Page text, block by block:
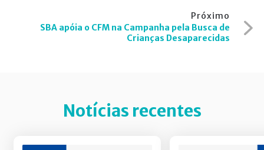
Próximo
SBA apóia o CFM na Campanha pela Busca de
Crianças Desaparecidas
Notícias recentes